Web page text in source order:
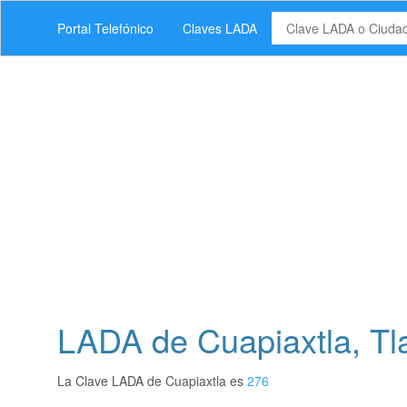
Portal Telefónico Claves LADA
LADA de Cuapiaxtla,
La Clave LADA de Cuapiaxtla es 276